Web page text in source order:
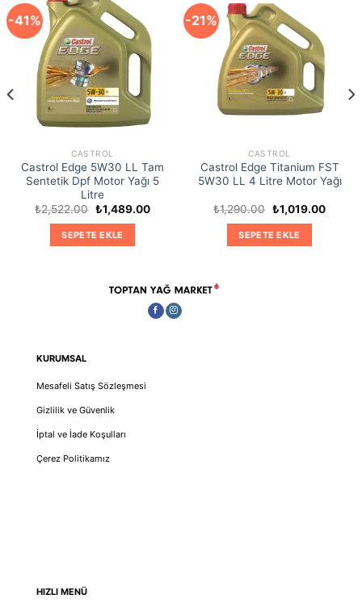
-41%
CASTROL
Castrol Edge 5W30 LL Tam
Sentetik Dpf Motor Yağı 5
Litre
₺2,522.00 Orijinal
fiyat:
₺2,522.00.
₺1,489.00Şu
SEPETE EKLE
-21%
CASTROL
Castrol Edge Titanium FST
5W30 LL 4 Litre Motor Yağı
₺1,290.00 Orijinal
fiyat:
₺1,290.00.
₺1,019.00Şu
SEPETE EKLE
KURUMSAL
Mesafeli Satış Sözleşmesi
Gizlilik ve Güvenlik
İptal ve İade Koşulları
Çerez Politikamız
HIZLI MENÜ